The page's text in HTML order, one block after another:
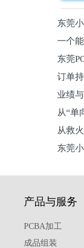
东莞
员工一个
东莞
维锁客法
订单
理死穴
业绩
从“单
关键从救
东莞
产品与服务
PCBA加工
成品组装